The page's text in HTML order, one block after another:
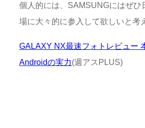
個人的には、SAMSUNGにはぜひ
場に大々的に参入して欲しいと考
GALAXY NX最速フォトレビュー
Androidの実力(週アスPLUS)